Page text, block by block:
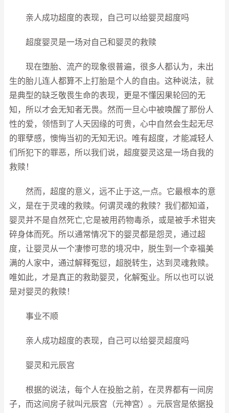
亲人成功超度的表现，自己可以给婴灵超度吗
超度婴灵是一场对自己和婴灵的救赎
现在堕胎、流产的现象很普遍，很多人都认为，未出
生的胎儿连人都算不上打胎是个人的自由。这种说法，就
是典型的缺乏敬畏生命的表现，更是不懂因果轮回的无
知，所以才会无知者无畏。然而一旦心中被唤醒了那份人
性的爱，领悟到了人天因缘的可贵，心中自然会生起无尽
的罪孽感，懊悔当初的无知无识。唯有超度，才能减轻人
们所犯下的罪恶，所以我们说，超度婴灵这是一场自我的
救赎！
然而，超度的意义，远不止于这,一点。它最根本的意
义，是在于灵魂的救赎。何谓灵魂的救赎？我们都知道，
婴灵并不是自然死亡,它是被用药物毒杀，或是被手术钳夹
碎身体而死。所以通常情况下的婴灵都是怨灵，通过超
度，让婴灵从一个凄惨可悲的境况中，脱生到一个幸福美
满的人家中，通过解释冤愆，超脱转生，达到灵魂救赎。
唯如此，才是真正的救助婴灵，化解冤业。所以也可以说
是对婴灵的救赎！
事业不顺
亲人成功超度的表现，自己可以给婴灵超度吗
婴灵和元辰宫
根据的说法，每个人在投胎之前，在灵界都有一间房
子，而这间房子就叫元辰宮（元神宮）。元辰宫是依据投